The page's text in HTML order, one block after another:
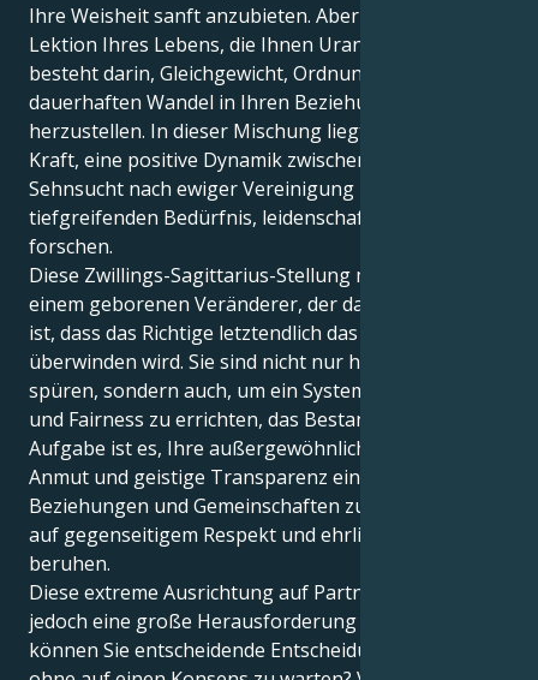
Ihre Weisheit sanft anzubieten. Aber die große
Lektion Ihres Lebens, die Ihnen Uranus erteilt,
besteht darin, Gleichgewicht, Ordnung und einen
dauerhaften Wandel in Ihren Beziehungen
herzustellen. In dieser Mischung liegt eine große
Kraft, eine positive Dynamik zwischen Ihrer
Sehnsucht nach ewiger Vereinigung und dem ebenso
tiefgreifenden Bedürfnis, leidenschaftslos zu
forschen.
Diese Zwillings-Sagittarius-Stellung macht Sie zu
einem geborenen Veränderer, der davon überzeugt
ist, dass das Richtige letztendlich das Falsche
überwinden wird. Sie sind nicht nur hier, um Dinge zu
spüren, sondern auch, um ein System der Gleichheit
und Fairness zu errichten, das Bestand hat. Ihre
Aufgabe ist es, Ihre außergewöhnliche soziale
Anmut und geistige Transparenz einzusetzen, um
Beziehungen und Gemeinschaften zu schaffen, die
auf gegenseitigem Respekt und ehrlichem Umgang
beruhen.
Diese extreme Ausrichtung auf Partnerschaft bringt
jedoch eine große Herausforderung mit sich: Wie
können Sie entscheidende Entscheidungen treffen,